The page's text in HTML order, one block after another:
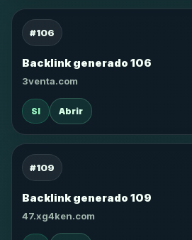
#106
Backlink generado 106
3venta.com
SI Abrir
#109
Backlink generado 109
47.xg4ken.com